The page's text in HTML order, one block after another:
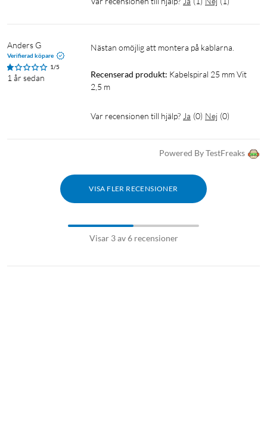
Anders G
Verifierad köpare
1/5
1 år sedan
Nästan omöjlig att montera på kablarna.
Recenserad produkt: Kabelspiral 25 mm Vit
2,5 m
Var recensionen till hjälp? Ja (0) Nej (0)
Powered By TestFreaks
VISA FLER RECENSIONER
Visar 3 av 6 recensioner